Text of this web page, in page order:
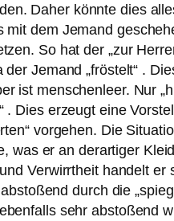
Daher könnte dies
mit dem Jemand
So hat der „zur
Jemand „fröstelt“ .
ist menschenleer. Nur
. Dies erzeugt eine
vorgehen. Die
was er an derartiger
Verwirrtheit handelt
durch die
sehr abstoßend